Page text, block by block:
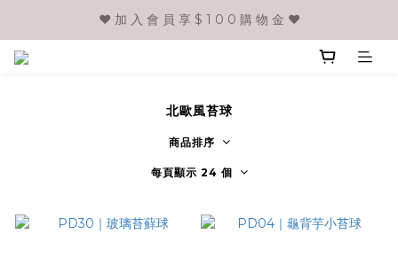
❤️ 加 入 會 員 享 $ 1 0 0 購 物 金 ❤️
北歐風苔球
商品排序
每頁顯示 24 個